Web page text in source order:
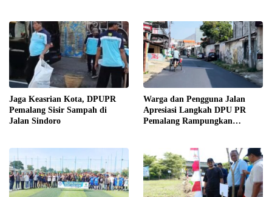
Jaga Keasrian Kota, DPUPR
Pemalang Sisir Sampah di
Jalan Sindoro
Warga dan Pengguna Jalan
Apresiasi Langkah DPU PR
Pemalang Rampungkan